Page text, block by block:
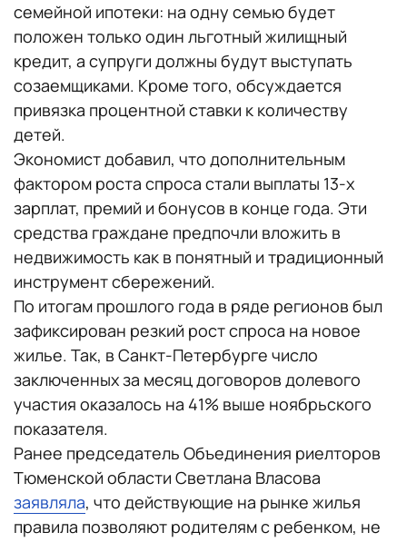
семейной ипотеки: на одну семью будет
положен только один льготный жилищный
кредит, а супруги должны будут выступать
созаемщиками. Кроме того, обсуждается
привязка процентной ставки к количеству
детей.
Экономист добавил, что дополнительным
фактором роста спроса стали выплаты 13-х
зарплат, премий и бонусов в конце года. Эти
средства граждане предпочли вложить в
недвижимость как в понятный и традиционный
инструмент сбережений.
По итогам прошлого года в ряде регионов был
зафиксирован резкий рост спроса на новое
жилье. Так, в Санкт-Петербурге число
заключенных за месяц договоров долевого
участия оказалось на 41% выше ноябрьского
показателя.
Ранее председатель Объединения риелторов
Тюменской области Светлана Власова
заявляла, что действующие на рынке жилья
правила позволяют родителям с ребенком, не